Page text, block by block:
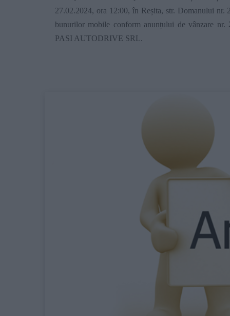
27.02.2024, ora 12:00, în Reșita, str. Domanului
bunurilor mobile conform anunțului de vânzare nr.
PASI AUTODRIVE SRL.